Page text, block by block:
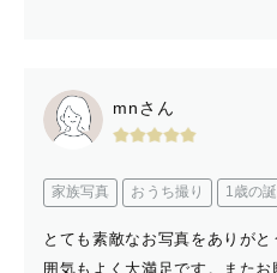
mnさん
家族写真 おうち撮り 1歳の
とても素敵なお写真をありが
囲気もよく大満足です。またお